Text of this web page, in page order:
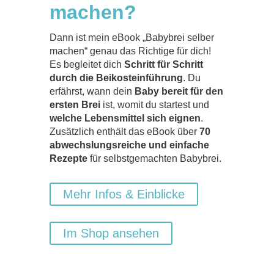
machen?
Dann ist mein eBook „Babybrei selber
machen“ genau das Richtige für dich!
Es begleitet dich Schritt für Schritt
durch die Beikosteinführung. Du
erfährst, wann dein Baby bereit für den
ersten Breiist, womit du startest und
welche Lebensmittel sich eignen.
Zusätzlich enthält das eBook über 70
abwechslungsreiche und einfache
Rezeptefür selbstgemachten Babybrei.
Mehr Infos & Einblicke
Im Shop ansehen